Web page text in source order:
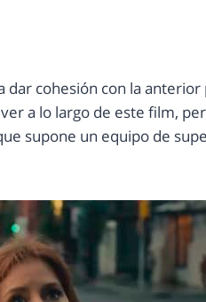
dar cohesión con la anterior
a lo largo de este film,
supone un equipo de